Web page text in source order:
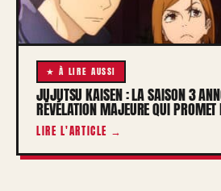
★ À LIRE AUSSI
JUJUTSU KAISEN : LA SAISON 3
RÉVÉLATION MAJEURE QUI PROMET
LIRE L'ARTICLE →